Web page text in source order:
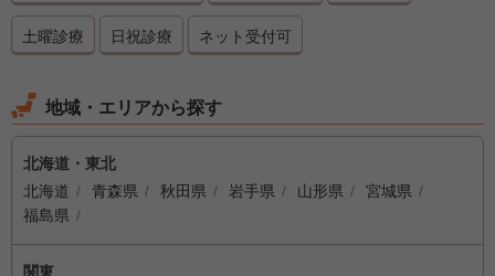
地域・エリアから探す
北海道・東北
北海道
青森県 秋田県 岩手県 山形県
宮城県
福島県
関東
土曜診療 日祝診療 ネット受付可